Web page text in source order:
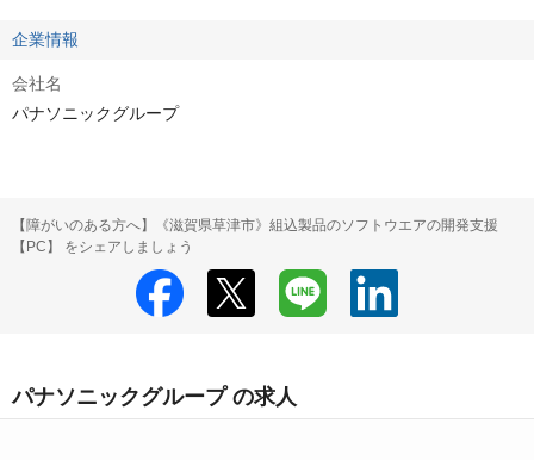
企業情報
会社名
パナソニックグループ
【障がいのある方へ】《滋賀県草津市》組込製品のソフトウエアの開発支援
【PC】 をシェアしましょう
パナソニックグループ の求人